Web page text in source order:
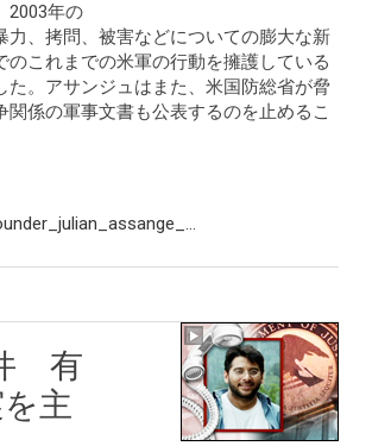
2003年の
、拷問、被害などについての膨大な新
これまでの米軍の行動を擁護している
。アサンジュはまた、米国防総省が脅
係の軍事文書も公表するのを止めるこ
有
主